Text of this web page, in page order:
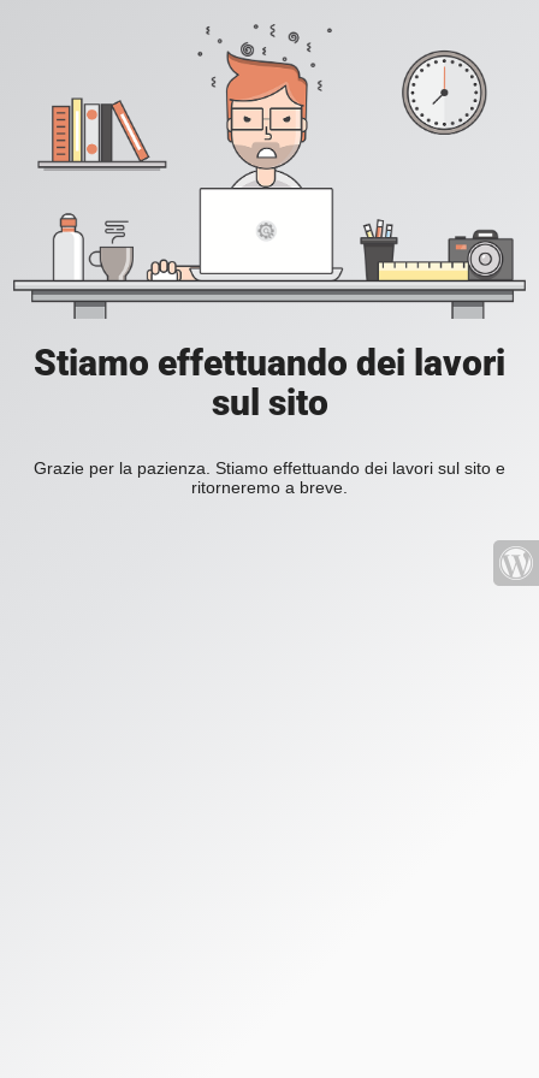
Stiamo effettuando dei lavori
sul sito
Grazie per la pazienza. Stiamo effettuando dei lavori sul sito e
ritorneremo a breve.